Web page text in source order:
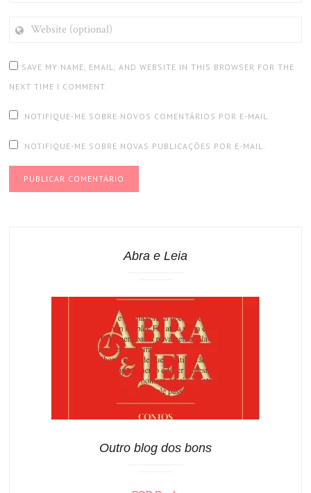
(OPTIONAL)
SAVE MY NAME, EMAIL, AND WEBSITE IN THIS BROWSER FOR THE
NEXT TIME I COMMENT.
NOTIFIQUE-ME SOBRE NOVOS COMENTÁRIOS POR E-MAIL.
NOTIFIQUE-ME SOBRE NOVAS PUBLICAÇÕES POR E-MAIL.
Abra e Leia
Outro blog dos bons